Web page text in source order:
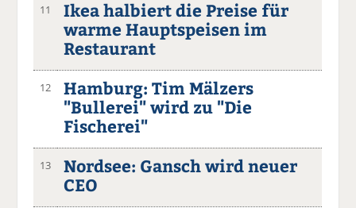
11
Ikea halbiert die Preise für
warme Hauptspeisen im
Restaurant
12
Hamburg: Tim Mälzers
"Bullerei" wird zu "Die
Fischerei"
13
Nordsee: Gansch wird neuer
CEO